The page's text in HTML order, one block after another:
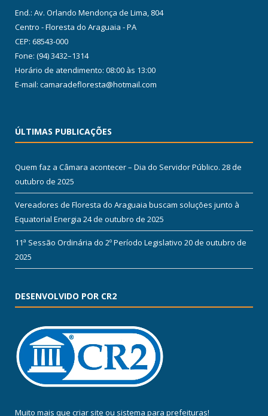
End.: Av. Orlando Mendonça de Lima, 804
Centro - Floresta do Araguaia - PA
CEP: 68543-000
Fone: (94) 3432–1314
Horário de atendimento: 08:00 às 13:00
E-mail: camaradefloresta@hotmail.com
ÚLTIMAS PUBLICAÇÕES
Quem faz a Câmara acontecer – Dia do Servidor Público. 28 de
outubro de 2025
Vereadores de Floresta do Araguaia buscam soluções junto à
Equatorial Energia 24 de outubro de 2025
11ª Sessão Ordinária do 2º Período Legislativo 20 de outubro de
2025
DESENVOLVIDO POR CR2
Muito mais que criar site ou sistema para prefeituras!